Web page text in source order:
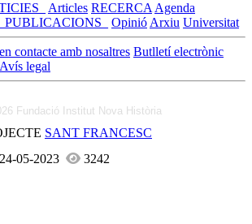
Articles RECERCA Agenda
_PUBLICACIONS_ Opinió Arxiu Universitat
contacte amb nosaltres Butlletí electrònic
Avís legal
Fundació Institut Nova Història
SANT FRANCESC
05-2023
3242